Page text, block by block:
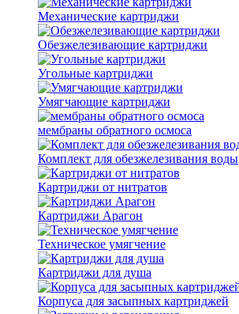
Механические картриджи
Обезжелезивающие картриджи
Угольные картриджи
Умягчающие картриджи
мембраны обратного осмоса
Комплект для обезжелезивания воды
Картриджи от нитратов
Картриджи Арагон
Техническое умягчение
Картриджи для душа
Корпуса для засыпных картриджей